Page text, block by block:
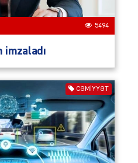
5494
imzaladı
CƏMIYYƏT